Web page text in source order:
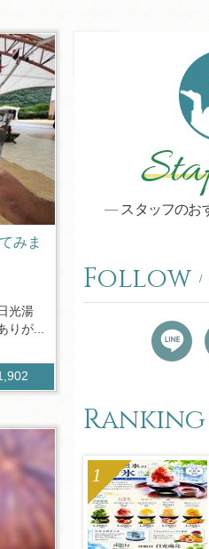
みま
光湯
りが...
スタッフのお
Follow
Ranking